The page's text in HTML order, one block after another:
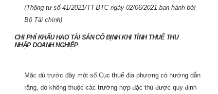
(Thông tư số 41/2021/TT-BTC ngày 02/06/2021 ban hành bởi
Bộ Tài chính)
CHI PHÍ KHẤU HAO TÀI SẢN CỐ ĐỊNH KHI TÍNH THUẾ THU
NHẬP DOANH NGHIỆP
Mặc dù trước đây một số Cục thuế địa phương có hướng dẫn
rằng, do không thuộc các trường hợp đặc thù được quy định